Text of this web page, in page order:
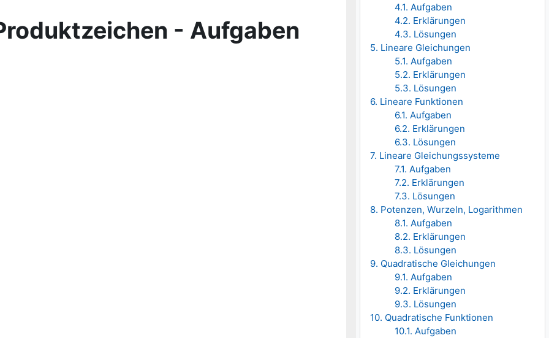
4.1. Aufgaben
4.2. Erklärungen
4.3. Lösungen
5. Lineare Gleichungen
5.1. Aufgaben
5.2. Erklärungen
5.3. Lösungen
6. Lineare Funktionen
6.1. Aufgaben
6.2. Erklärungen
6.3. Lösungen
7. Lineare Gleichungssysteme
7.1. Aufgaben
7.2. Erklärungen
7.3. Lösungen
8. Potenzen, Wurzeln, Logarithmen
8.1. Aufgaben
8.2. Erklärungen
8.3. Lösungen
9. Quadratische Gleichungen
9.1. Aufgaben
9.2. Erklärungen
9.3. Lösungen
10. Quadratische Funktionen
10.1. Aufgaben
- Aufgaben